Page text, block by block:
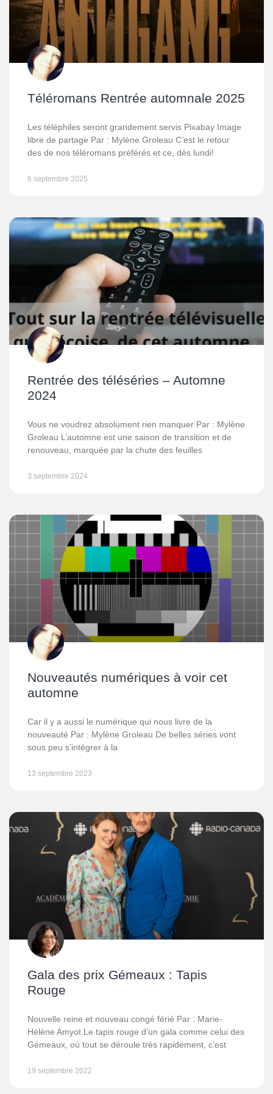
Téléromans Rentrée automnale 2025
Les téléphiles seront grandement servis Pixabay Image
libre de partage Par : Mylène Groleau C’est le retour
des de nos téléromans préférés et ce, dès lundi!
6 septembre 2025
Rentrée des téléséries – Automne
2024
Vous ne voudrez absolument rien manquer Par : Mylène
Groleau L’automne est une saison de transition et de
renouveau, marquée par la chute des feuilles
3 septembre 2024
Nouveautés numériques à voir cet
automne
Car il y a aussi le numérique qui nous livre de la
nouveauté Par : Mylène Groleau De belles séries vont
sous peu s’intégrer à la
13 septembre 2023
Gala des prix Gémeaux : Tapis
Rouge
Nouvelle reine et nouveau congé férié Par : Marie-
Hélène Amyot Le tapis rouge d’un gala comme celui des
Gémeaux, où tout se déroule très rapidement, c’est
19 septembre 2022